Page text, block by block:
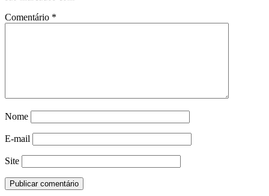
Comentário *
Nome
E-mail
Site